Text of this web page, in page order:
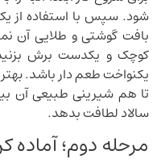
شود. سپس با استفاده از
بافت گوشتی و طلایی آن
کوچک و یکدست برش
یکنواخت طعم دار باشد.
تا هم شیرینی طبیعی
سالاد لطافت بدهد.
مرحله دوم؛ آماده